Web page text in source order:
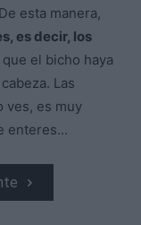
esta manera,
es decir, los
el bicho haya
Las
ves, es muy
enteres...